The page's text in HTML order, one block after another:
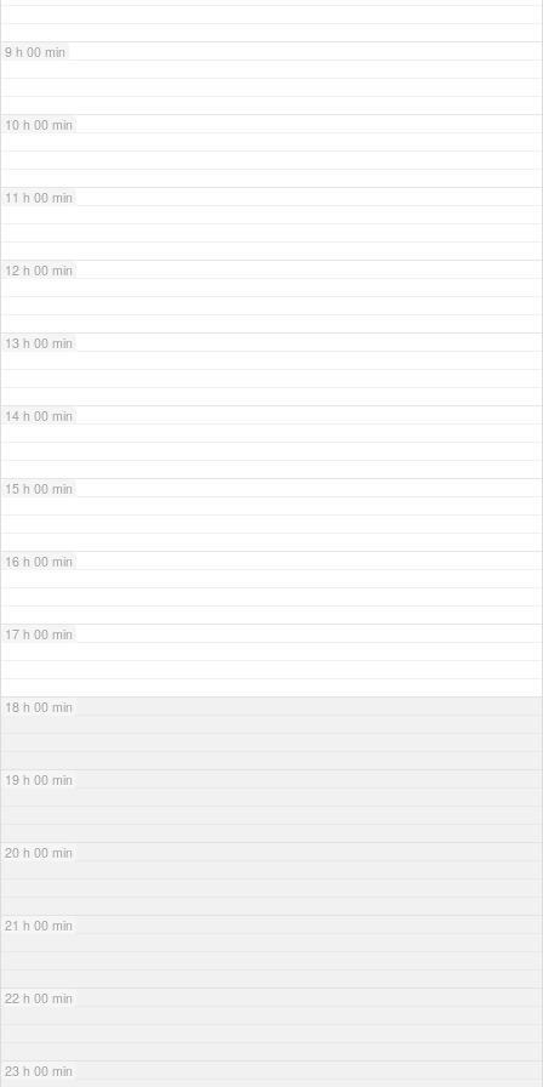
9 h 00 min
10 h 00 min
11 h 00 min
12 h 00 min
13 h 00 min
14 h 00 min
15 h 00 min
16 h 00 min
17 h 00 min
18 h 00 min
19 h 00 min
20 h 00 min
21 h 00 min
22 h 00 min
23 h 00 min